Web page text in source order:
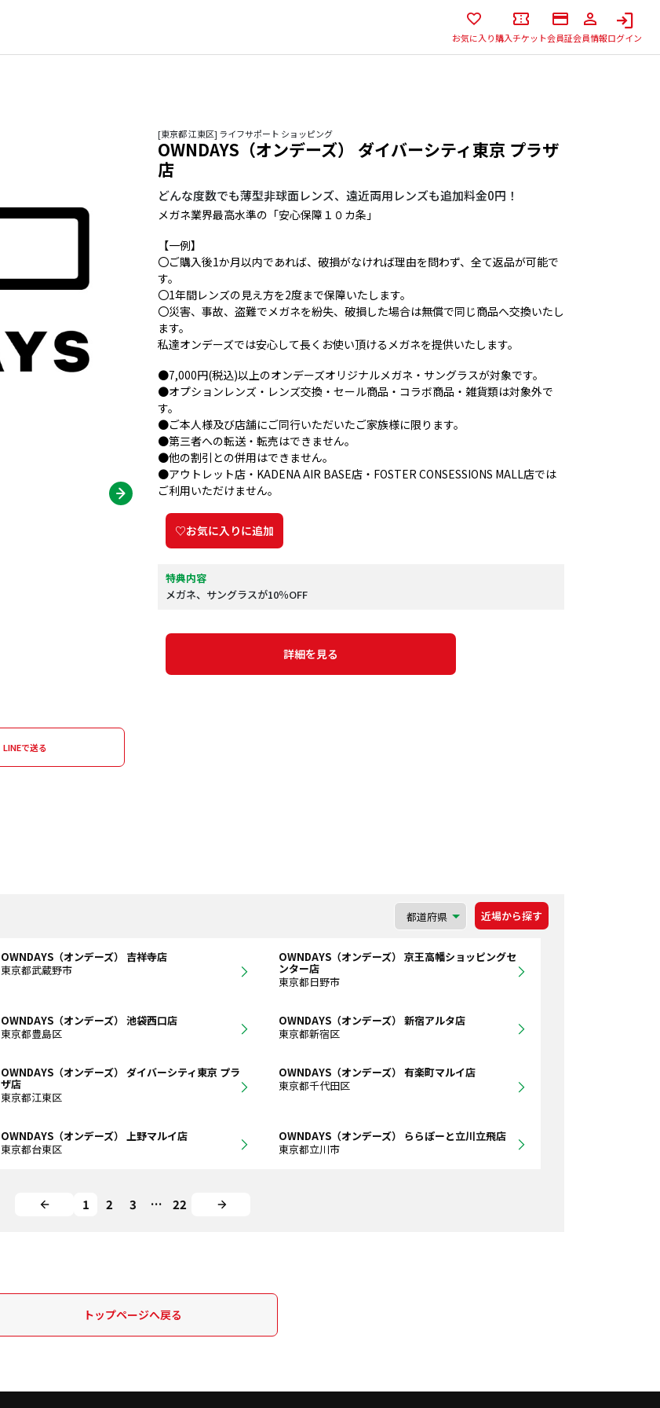
お気に入り購入チケット会員証会員情報ログイン
[東京都 江東区] ライフサポート ショッピング
OWNDAYS（オンデーズ） ダイバーシティ東京 プラザ
店
どんな度数でも薄型非球面レンズ、遠近両用レンズも追加料金0円！
メガネ業界最高水準の「安心保障１０カ条」
【一例】
〇ご購入後1か月以内であれば、破損がなければ理由を問わず、全て返品が可能で
す。
〇1年間レンズの見え方を2度まで保障いたします。
〇災害、事故、盗難でメガネを紛失、破損した場合は無償で同じ商品へ交換いたし
ます。
私達オンデーズでは安心して長くお使い頂けるメガネを提供いたします。
●7,000円(税込)以上のオンデーズオリジナルメガネ・サングラスが対象です。
●オプションレンズ・レンズ交換・セール商品・コラボ商品・雑貨類は対象外で
す。
●ご本人様及び店舗にご同行いただいたご家族様に限ります。
●第三者への転送・転売はできません。
●他の割引との併用はできません。
●アウトレット店・KADENA AIR BASE店・FOSTER CONSESSIONS MALL店では
ご利用いただけません。
♡お気に入りに追加
特典内容
メガネ、サングラスが10％OFF
詳細を見る
LINEで送る
近場から探す
OWNDAYS（オンデーズ） 吉祥寺店
東京都武蔵野市
OWNDAYS（オンデーズ） 京王高幡ショッピングセ
ンター店
東京都日野市
OWNDAYS（オンデーズ） 池袋西口店
東京都豊島区
OWNDAYS（オンデーズ） 新宿アルタ店
東京都新宿区
OWNDAYS（オンデーズ） ダイバーシティ東京 プラ
ザ店
東京都江東区
OWNDAYS（オンデーズ） 有楽町マルイ店
東京都千代田区
OWNDAYS（オンデーズ） 上野マルイ店
東京都台東区
OWNDAYS（オンデーズ） ららぽーと立川立飛店
東京都立川市
1 2 3 … 22
トップページへ戻る